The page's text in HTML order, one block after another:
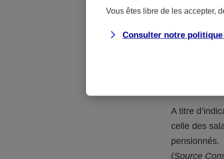
Pourquoi
Plus
A titre
celle des
pensionnés.
(Source
Vous êtes libre de les accepter,
Consulter notre politique